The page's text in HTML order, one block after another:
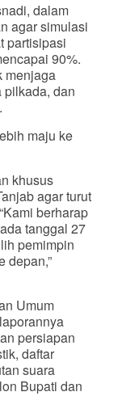
dalam
agar simulasi
partisipasi
90%.
menjaga
dan
maju ke
khusus
agar turut
berharap
tanggal 27
pemimpin
depan,”
Umum
persiapan
daftar
suara
Bupati dan